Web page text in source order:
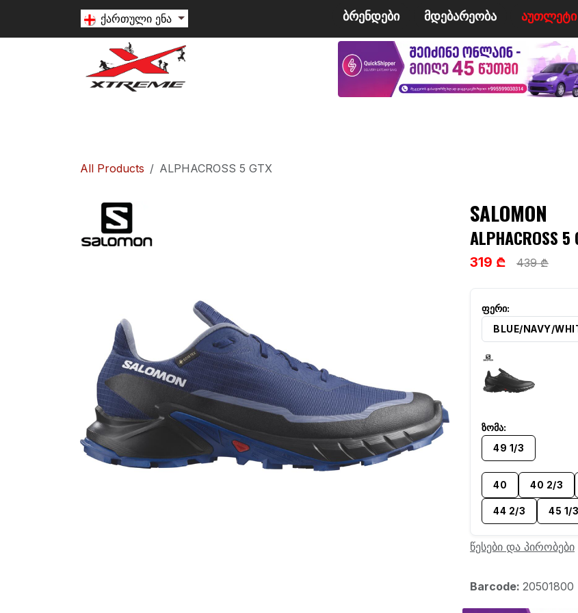
Skip to Content
ქართული ენა ბრენდები მდე​​ბარეობა ა​​უ​​​​​​თლეტი
All Products ALPHACROSS 5 GTX
SALOMON
ALPHACROSS 5
319 ₾ 439 ₾
BLUE/NAVY/
49 1/3
40 40 2/3
44 2/3 45 1/3
წესები და პირობები
Barcode: 20501800